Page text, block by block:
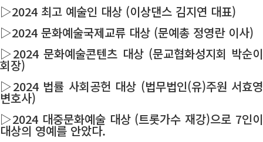
▷2024 최고 예술인 대상 (이상댄스 김지연 대표)
▷2024 문화예술국제교류 대상 (문예총 정영란 이사)
▷2024 문화예술콘텐츠 대상 (문교협화성지회 박순이
회장)
▷2024 법률 사회공헌 대상 (법무법인(유)주원 서효영
변호사)
▷2024 대중문화예술 대상 (트롯가수 재강)으로 7인이
대상의 영예를 안았다.